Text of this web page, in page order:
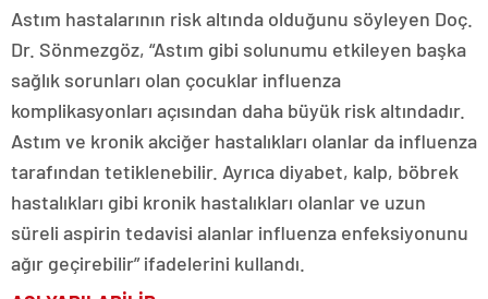
Astım hastalarının risk altında olduğunu söyleyen Doç.
Dr. Sönmezgöz, “Astım gibi solunumu etkileyen başka
sağlık sorunları olan çocuklar influenza
komplikasyonları açısından daha büyük risk altındadır.
Astım ve kronik akciğer hastalıkları olanlar da influenza
tarafından tetiklenebilir. Ayrıca diyabet, kalp, böbrek
hastalıkları gibi kronik hastalıkları olanlar ve uzun
süreli aspirin tedavisi alanlar influenza enfeksiyonunu
ağır geçirebilir” ifadelerini kullandı.